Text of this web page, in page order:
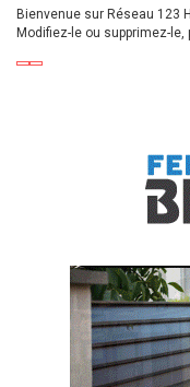
Bienvenue sur Réseau 123
Modifiez-le ou supprimez-